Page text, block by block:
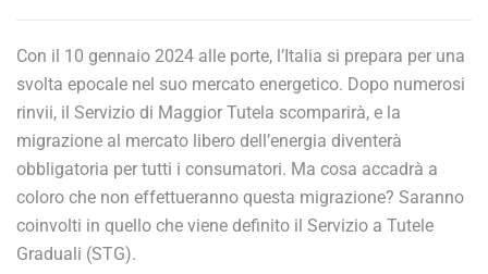
Con il 10 gennaio 2024 alle porte, l’Italia si prepara per una
svolta epocale nel suo mercato energetico. Dopo numerosi
rinvii, il Servizio di Maggior Tutela scomparirà, e la
migrazione al mercato libero dell’energia diventerà
obbligatoria per tutti i consumatori. Ma cosa accadrà a
coloro che non effettueranno questa migrazione? Saranno
coinvolti in quello che viene definito il Servizio a Tutele
Graduali (STG).